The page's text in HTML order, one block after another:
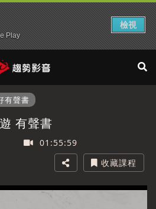
有聲書
有聲書
01:55:59
收藏課程
Play
檢視